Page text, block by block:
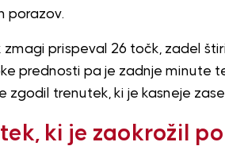
porazov.
zmagi prispeval 26 točk, zadel
prednosti pa je zadnje minute
zgodil trenutek, ki je kasneje
ki je zaokrožil